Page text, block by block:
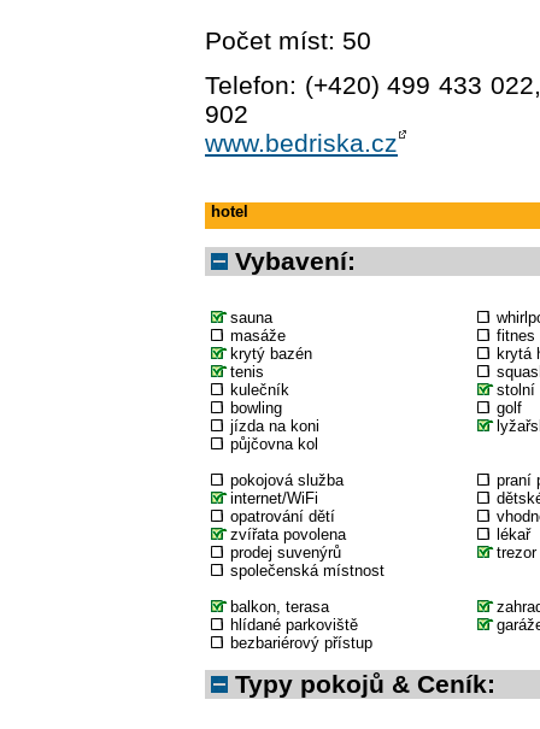
Počet míst: 50
Telefon: (+420) 499 433
902
www.bedriska.cz
hotel
Vybavení:
sauna
masáže
fitnes
krytý bazén
krytá
tenis
kulečník
stolní
bowling
golf
jízda na koni
půjčovna kol
pokojová služba
praní
internet/WiFi
opatrování dětí
zvířata povolena
lékař
prodej suvenýrů
trezor
společenská místnost
balkon, terasa
hlídané parkoviště
bezbariérový přístup
Typy pokojů & Ceník: